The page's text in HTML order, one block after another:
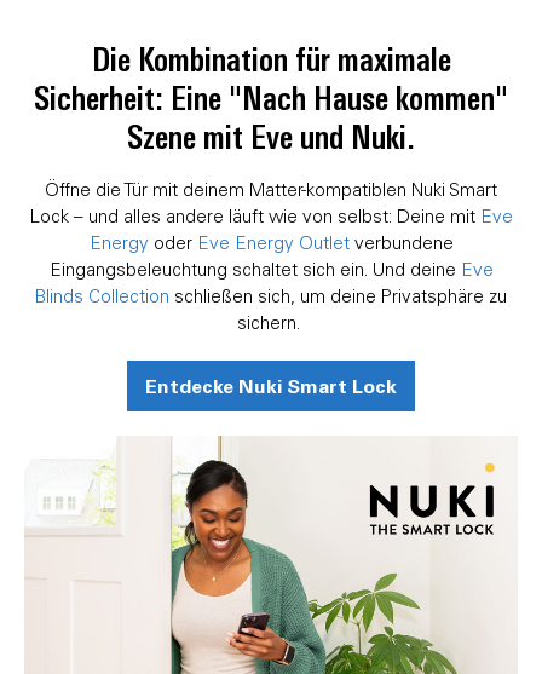
Die Kombination für maximale
Sicherheit: Eine "Nach Hause kommen"
Szene mit Eve und Nuki.
Öffne die Tür mit deinem Matter-kompatiblen Nuki Smart
Lock – und alles andere läuft wie von selbst: Deine mit Eve
Energy oder Eve Energy Outlet verbundene
Eingangsbeleuchtung schaltet sich ein. Und deine Eve
Blinds Collection schließen sich, um deine Privatsphäre zu
sichern.
Entdecke Nuki Smart Lock